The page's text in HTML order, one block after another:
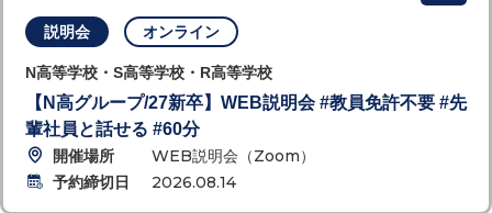
説明会 オンライン
N高等学校・S高等学校・R高等学校
【N高グループ/27新卒】WEB説明会 #教員免許不要 #先
輩社員と話せる #60分
開催場所
WEB説明会（Zoom）
予約締切日
2026.08.14